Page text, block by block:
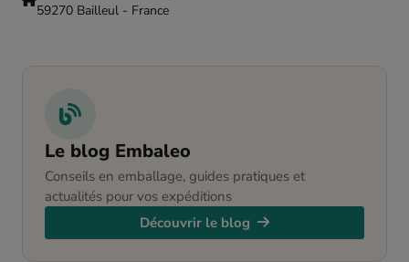
59270 Bailleul - France
Le blog Embaleo
Conseils en emballage, guides pratiques et
actualités pour vos expéditions
Découvrir le blog